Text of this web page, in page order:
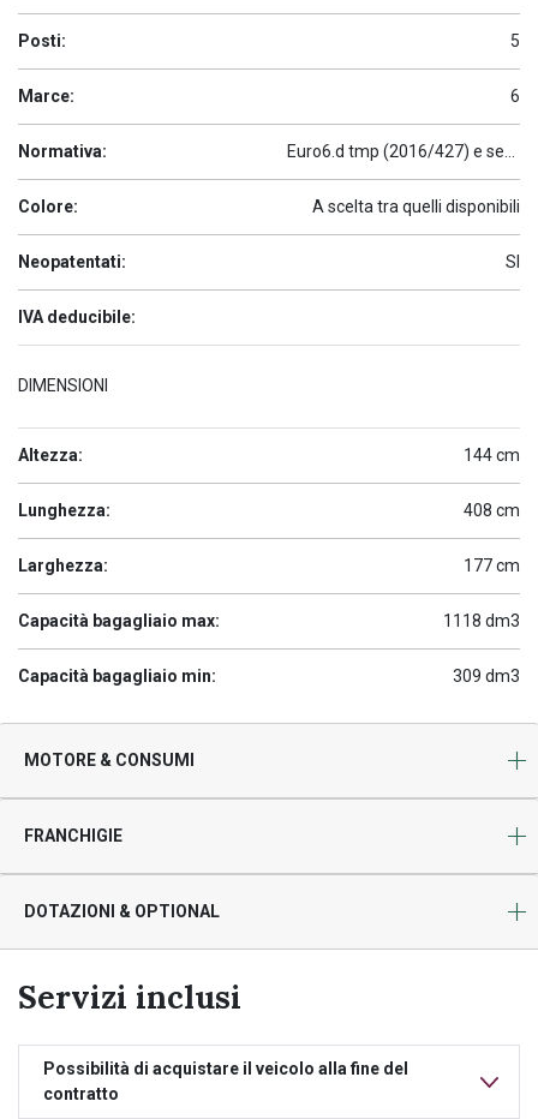
Posti: 5
Marce: 6
Normativa:
Colore: A scelta tra quelli disponibili
Neopatentati: SI
IVA deducibile:
DIMENSIONI
Altezza: 144 cm
Lunghezza: 408 cm
Larghezza: 177 cm
Capacità bagagliaio max: 1118 dm3
Capacità bagagliaio min: 309 dm3
MOTORE & CONSUMI
FRANCHIGIE
DOTAZIONI & OPTIONAL
Servizi inclusi
Possibilità di acquistare il veicolo alla fine del
contratto